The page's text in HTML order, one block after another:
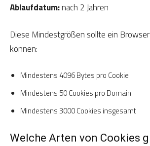
Ablaufdatum:nach 2 Jahren
Diese Mindestgrößen sollte ein
können:
Mindestens 4096 Bytes pro Cookie
Mindestens 50 Cookies pro Domain
Mindestens 3000 Cookies insgesamt
Welche Arten von Cookies